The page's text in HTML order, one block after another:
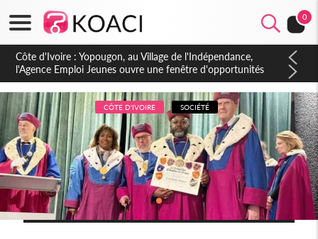
0
Côte d'Ivoire : CHU de Treichville, après la fronde, les agents
contractuels obtiennent un accord avec la direction sur les
arriérés du SMIG 2023
CÔTE D'IVOIRE SOCIÉTÉ